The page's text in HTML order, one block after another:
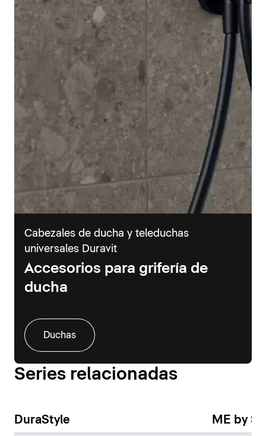
Cabezales de ducha y teleduchas
universales Duravit
Accesorios para grifería de
ducha
Duchas
Series relacionadas
DuraStyle ME by